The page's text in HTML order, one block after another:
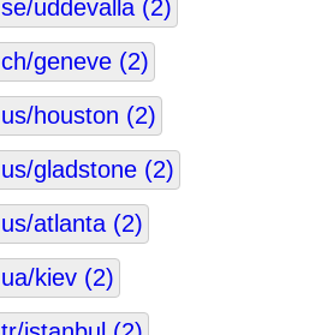
se/uddevalla (2)
ch/geneve (2)
us/houston (2)
us/gladstone (2)
us/atlanta (2)
ua/kiev (2)